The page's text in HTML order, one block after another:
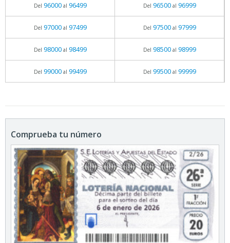
Del 96000al 96499 Del 96500al 96999
Del 97000al 97499 Del 97500al 97999
Del 98000al 98499 Del 98500al 98999
Del 99000al 99499 Del 99500al 99999
Comprueba tu número